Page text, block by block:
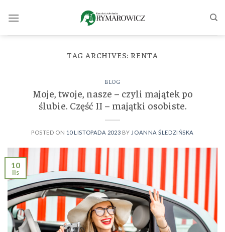
TAG ARCHIVES:RENTA
BLOG
Moje, twoje, nasze – czyli majątek po
ślubie. Część II – majątki osobiste.
POSTED ON 10 LISTOPADA 2023 BY JOANNA ŚLEDZIŃSKA
10
lis